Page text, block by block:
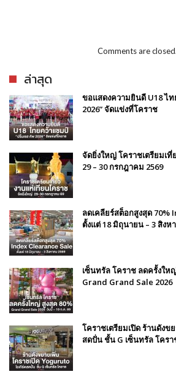
Comments are closed.
ล่าสุด
ขอแสดงความยินดี U18 ไ
2026” จัดแข่งที่โคราช
จัดยิ่งใหญ่ โคราชเตรียมเที่
29 – 30 กรกฎาคม 2569
ลดเคลียร์สต็อกสูงสุด 70%
ตั้งแต่ 18 มิถุนายน – 3 สิงห
เซ็นทรัล โคราช ลดครั้งให
Grand Grand Sale 2026
โคราชเตรียมเปิด ร้านดังข
สดปั่น ชั้น G เซ็นทรัล โคร